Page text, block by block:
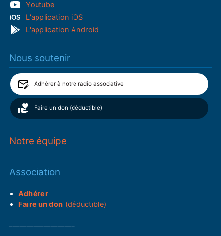
Youtube
L'application iOS
L'application Android
Nous soutenir
Adhérer à notre radio associative
Faire un don (déductible)
Notre équipe
Association
Adhérer
Faire un don (déductible)